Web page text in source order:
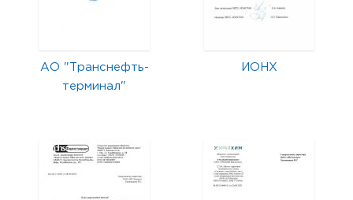
АО "Транснефть-
терминал"
ИОНХ